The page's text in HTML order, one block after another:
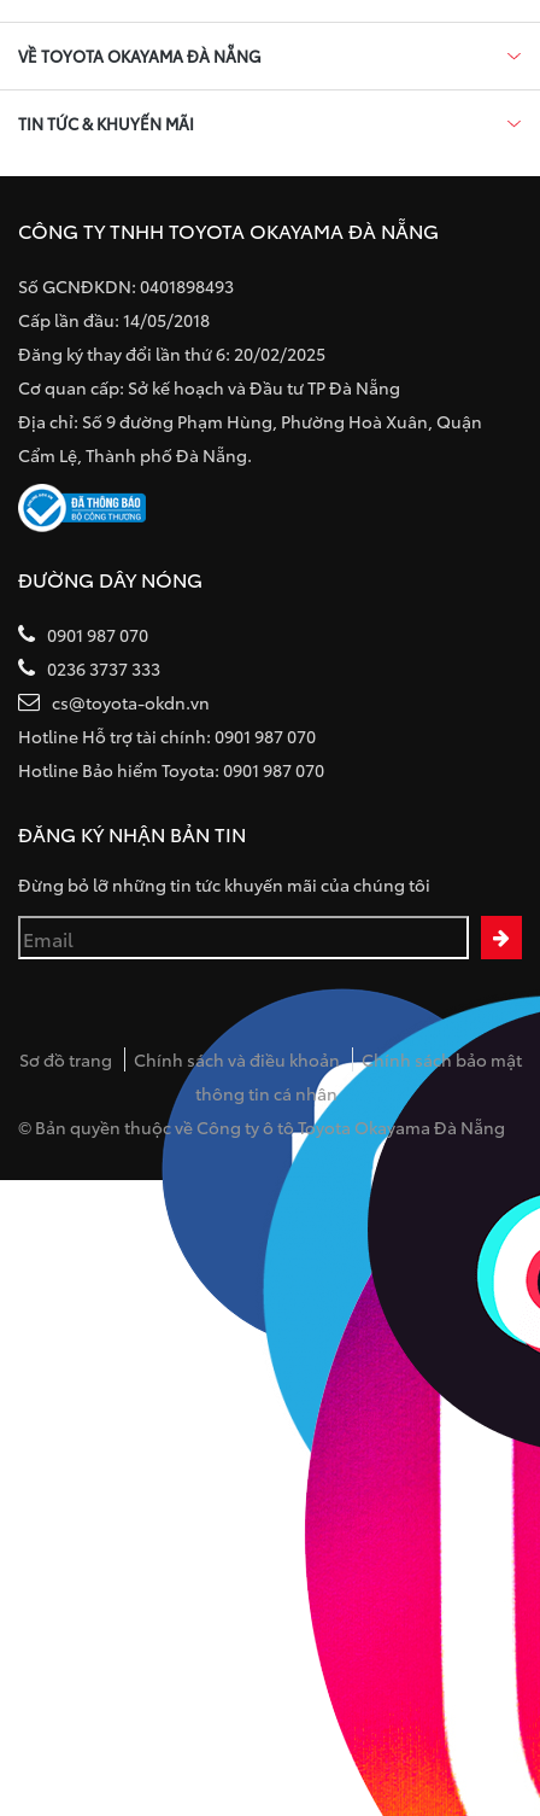
VỀ TOYOTA OKAYAMA ĐÀ NẴNG
TIN TỨC & KHUYẾN MÃI
CÔNG TY TNHH TOYOTA OKAYAMA ĐÀ NẴNG
Số GCNĐKDN: 0401898493
Cấp lần đầu: 14/05/2018
Đăng ký thay đổi lần thứ 6: 20/02/2025
Cơ quan cấp: Sở kế hoạch và Đầu tư TP Đà Nẵng
Địa chỉ: Số 9 đường Phạm Hùng, Phường Hoà Xuân, Quận
Cẩm Lệ, Thành phố Đà Nẵng.
ĐƯỜNG DÂY NÓNG
0901 987 070
0236 3737 333
cs@toyota-okdn.vn
Hotline Hỗ trợ tài chính: 0901 987 070
Hotline Bảo hiểm Toyota: 0901 987 070
ĐĂNG KÝ NHẬN BẢN TIN
Đừng bỏ lỡ những tin tức khuyến mãi của chúng tôi
Sơ đồ trang Chính sách và điều khoản
Chính sách bảo mật
thông tin cá nhân
© Bản quyền thuộc về Công ty ô tô Toyota Okayama Đà Nẵng